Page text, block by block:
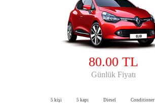
80.00 TL
Günlük Fiyatı
5 kişi 5 kapı Diesel Conditioner